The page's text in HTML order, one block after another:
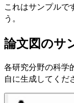
これはサンプルで
う。
論文図のサ
各研究分野の科学
自に生成してくだ